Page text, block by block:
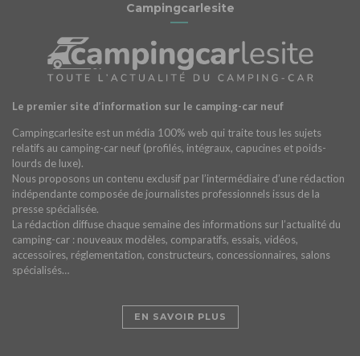
Campingcarlesite
Le premier site d’information sur le camping-car neuf
Campingcarlesite est un média 100% web qui traite tous les sujets
relatifs au camping-car neuf (profilés, intégraux, capucines et poids-
lourds de luxe).
Nous proposons un contenu exclusif par l’intermédiaire d’une rédaction
indépendante composée de journalistes professionnels issus de la
presse spécialisée.
La rédaction diffuse chaque semaine des informations sur l’actualité du
camping-car : nouveaux modèles, comparatifs, essais, vidéos,
accessoires, réglementation, constructeurs, concessionnaires, salons
spécialisés…
EN SAVOIR PLUS